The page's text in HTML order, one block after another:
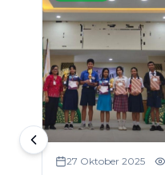
27 Oktober 2025